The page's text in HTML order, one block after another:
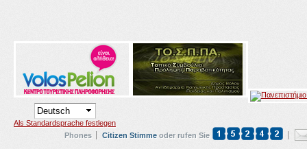
Als Standardsprache festlegen
Phones
Citizen Stimme oder rufen Sie